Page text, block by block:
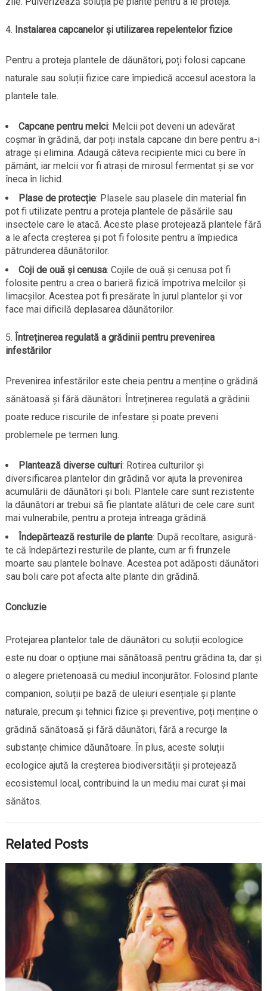
Instalarea capcanelor și utilizarea repelentelor fizice
Pentru a proteja plantele de dăunători, poți folosi capcane
naturale sau soluții fizice care împiedică accesul acestora la
plantele tale.
Capcane pentru melci: Melcii pot deveni un adevărat
coșmar în grădină, dar poți instala capcane din bere pentru a-i
atrage și elimina. Adaugă câteva recipiente mici cu bere în
pământ, iar melcii vor fi atrași de mirosul fermentat și se vor
îneca în lichid.
Plase de protecție: Plasele sau plasele din material fin
pot fi utilizate pentru a proteja plantele de păsările sau
insectele care le atacă. Aceste plase protejează plantele fără
a le afecta creșterea și pot fi folosite pentru a împiedica
pătrunderea dăunătorilor.
Coji de ouă și cenusa: Cojile de ouă și cenusa pot fi
folosite pentru a crea o barieră fizică împotriva melcilor și
limacșilor. Acestea pot fi presărate în jurul plantelor și vor
face mai dificilă deplasarea dăunătorilor.
Întreținerea regulată a grădinii pentru prevenirea
infestărilor
Prevenirea infestărilor este cheia pentru a menține o grădină
sănătoasă și fără dăunători. Întreținerea regulată a grădinii
poate reduce riscurile de infestare și poate preveni
problemele pe termen lung.
Plantează diverse culturi: Rotirea culturilor și
diversificarea plantelor din grădină vor ajuta la prevenirea
acumulării de dăunători și boli. Plantele care sunt rezistente
la dăunători ar trebui să fie plantate alături de cele care sunt
mai vulnerabile, pentru a proteja întreaga grădină.
Îndepărtează resturile de plante: După recoltare, asigură-
te că îndepărtezi resturile de plante, cum ar fi frunzele
moarte sau plantele bolnave. Acestea pot adăposti dăunători
sau boli care pot afecta alte plante din grădină.
Concluzie
Protejarea plantelor tale de dăunători cu soluții ecologice
este nu doar o opțiune mai sănătoasă pentru grădina ta, dar și
o alegere prietenoasă cu mediul înconjurător. Folosind plante
companion, soluții pe bază de uleiuri esențiale și plante
naturale, precum și tehnici fizice și preventive, poți menține o
grădină sănătoasă și fără dăunători, fără a recurge la
substanțe chimice dăunătoare. În plus, aceste soluții
ecologice ajută la creșterea biodiversității și protejează
ecosistemul local, contribuind la un mediu mai curat și mai
sănătos.
Related Posts